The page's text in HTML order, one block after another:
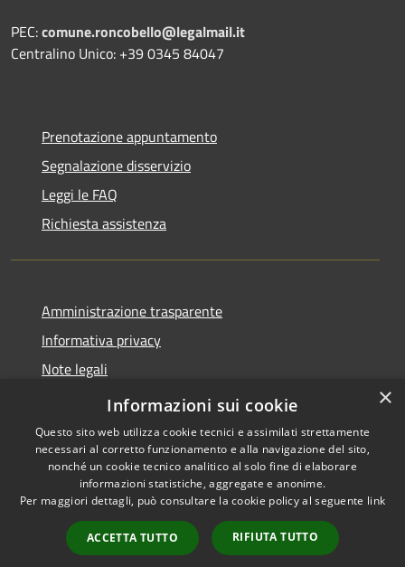
PEC:comune.roncobello@legalmail.it
Centralino Unico: +39 0345 84047
Prenotazione appuntamento
Segnalazione disservizio
Leggi le FAQ
Richiesta assistenza
Amministrazione trasparente
Informativa privacy
Note legali
Dichiarazione di accessibilità
Accessibilità
Copyright © 2026 • Comune di
Roncobello • Powered by
Municipium•
Accesso
redazione
×
Informazioni sui cookie
Questo sito web utilizza cookie tecnici e assimilati strettamente
necessari al corretto funzionamento e alla navigazione del sito,
nonché un cookie tecnico analitico al solo fine di elaborare
informazioni statistiche, aggregate e anonime.
Per maggiori dettagli, può consultare la cookie policy al seguente link
ACCETTA TUTTO RIFIUTA TUTTO